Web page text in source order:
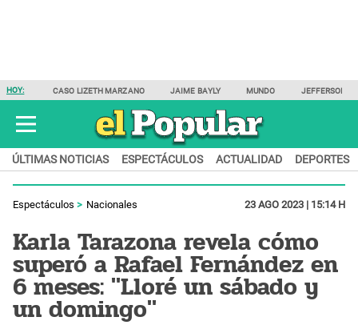
HOY: CASO LIZETH MARZANO JAIME BAYLY MUNDO JEFFERSON
ÚLTIMAS NOTICIAS ESPECTÁCULOS ACTUALIDAD DEPORTES
Espectáculos Nacionales 23 AGO 2023 | 15:14 H
Karla Tarazona revela cómo
superó a Rafael Fernández en
6 meses: "Lloré un sábado y
un domingo"